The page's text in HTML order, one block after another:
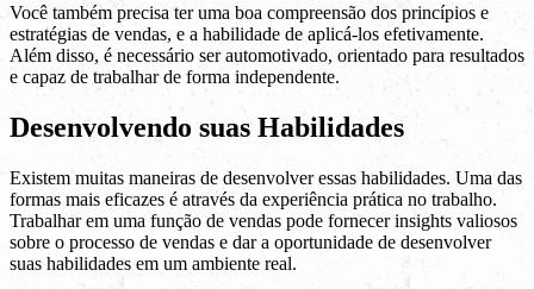
Você também precisa ter uma boa compreensão dos princípios e
estratégias de vendas, e a habilidade de aplicá-los efetivamente.
Além disso, é necessário ser automotivado, orientado para resultados
e capaz de trabalhar de forma independente.
Desenvolvendo suas Habilidades
Existem muitas maneiras de desenvolver essas habilidades. Uma das
formas mais eficazes é através da experiência prática no trabalho.
Trabalhar em uma função de vendas pode fornecer insights valiosos
sobre o processo de vendas e dar a oportunidade de desenvolver
suas habilidades em um ambiente real.